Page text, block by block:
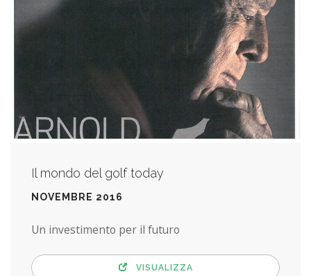
Il mondo del golf today
NOVEMBRE 2016
Un investimento per il futuro
VISUALIZZA